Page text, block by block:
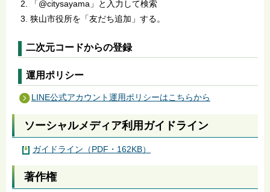
「@citysayama」と入力して検索
狭山市役所を「友だち追加」する。
二次元コードからの登録
運用ポリシー
LINE公式アカウント運用ポリシーはこちらから
ソーシャルメディア利用ガイドライン
ガイドライン（PDF・162KB）
著作権